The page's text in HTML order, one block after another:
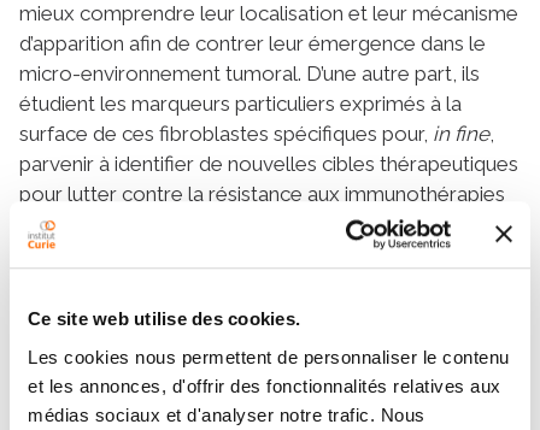
Ce site web utilise des cookies.
Les cookies nous permettent de personnaliser le contenu
et les annonces, d'offrir des fonctionnalités relatives aux
médias sociaux et d'analyser notre trafic. Nous
mieux comprendre leur localisation et leur mécanisme
d’apparition afin de contrer leur émergence dans le
micro-environnement tumoral. D’une autre part, ils
étudient les marqueurs particuliers exprimés à la
surface de ces fibroblastes spécifiques pour, in fine,
parvenir à identifier de nouvelles cibles thérapeutiques
pour lutter contre la résistance aux immunothérapies
et restaurer leur efficacité.
immunosuppression and resistance to treatment
in cancer
Symposium “How the Cancel Cell Instructs the
Host Cells” », le 21 juin à 16h10.